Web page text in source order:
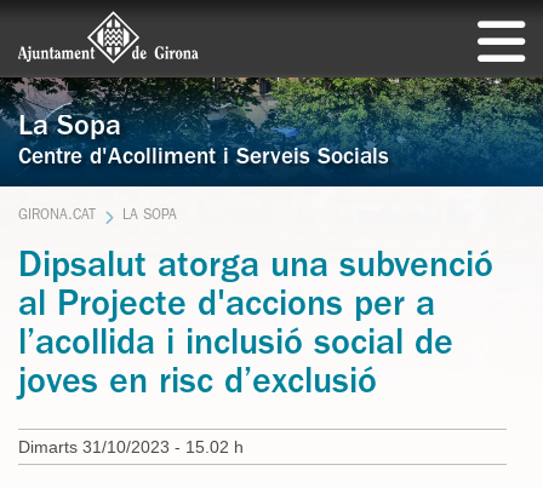
La Sopa
Centre d'Acolliment i Serveis Socials
GIRONA.CAT LA SOPA
Dipsalut atorga una subvenció
al Projecte d'accions per a
l’acollida i inclusió social de
joves en risc d’exclusió
Dimarts 31/10/2023 - 15.02 h